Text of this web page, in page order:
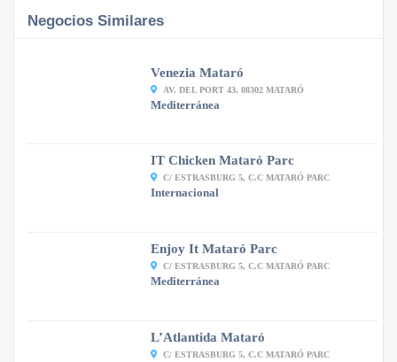
Negocios Similares
Venezia Mataró
AV. DEL PORT 43, 08302 MATARÓ
Mediterránea
IT Chicken Mataró Parc
C/ ESTRASBURG 5, C.C MATARÓ PARC
Internacional
Enjoy It Mataró Parc
C/ ESTRASBURG 5, C.C MATARÓ PARC
Mediterránea
L’Atlantida Mataró
C/ ESTRASBURG 5, C.C MATARÓ PARC